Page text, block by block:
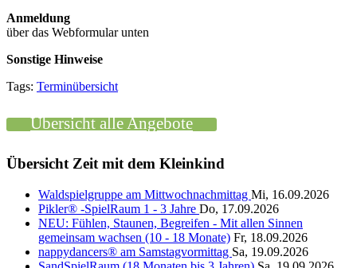
Anmeldung
über das Webformular unten
Sonstige Hinweise
Tags: Terminübersicht
Übersicht alle Angebote
Übersicht Zeit mit dem Kleinkind
Waldspielgruppe am Mittwochnachmittag Mi, 16.09.2026
Pikler® -SpielRaum 1 - 3 Jahre Do, 17.09.2026
NEU: Fühlen, Staunen, Begreifen - Mit allen Sinnen
gemeinsam wachsen (10 - 18 Monate) Fr, 18.09.2026
nappydancers® am Samstagvormittag Sa, 19.09.2026